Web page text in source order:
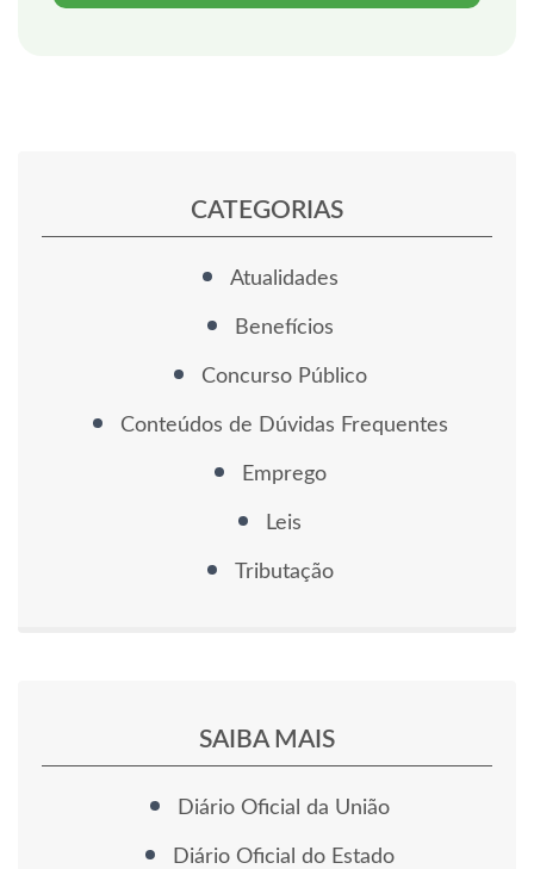
CATEGORIAS
Atualidades
Benefícios
Concurso Público
Conteúdos de Dúvidas Frequentes
Emprego
Leis
Tributação
SAIBA MAIS
Diário Oficial da União
Diário Oficial do Estado